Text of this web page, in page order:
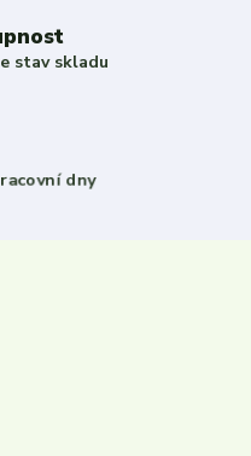
stav skladu
dny